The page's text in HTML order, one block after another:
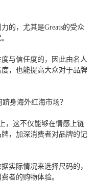
的，尤其是Greats的受众
与信任度的，因此由名人
，也能提高大众对于品牌
，这不仅能够在情感上链
，加深消费者对品牌的记
实际情况来选择尺码的，
者的购物体验。